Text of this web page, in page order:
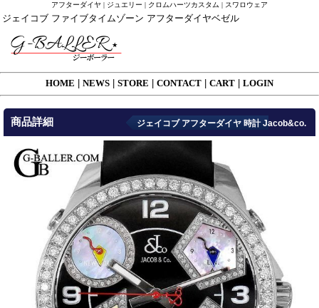
アフターダイヤ | ジュエリー | クロムハーツカスタム | スワロウェア
ジェイコブ ファイブタイムゾーン アフターダイヤベゼル
HOME NEWS STORE CONTACT CART LOGIN
商品詳細 ジェイコブ アフターダイヤ 時計 Jacob&co.